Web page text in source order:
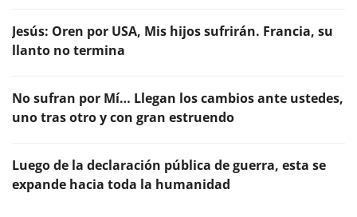
Jesús: Oren por USA, Mis hijos sufrirán. Francia, su
llanto no termina
No sufran por Mí… Llegan los cambios ante ustedes,
uno tras otro y con gran estruendo
Luego de la declaración pública de guerra, esta se
expande hacia toda la humanidad